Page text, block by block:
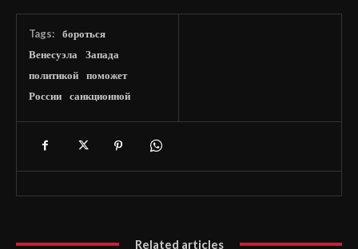
Tags:
бороться
Венесуэла
Запада
политикой
поможет
России
санкционной
Related articles